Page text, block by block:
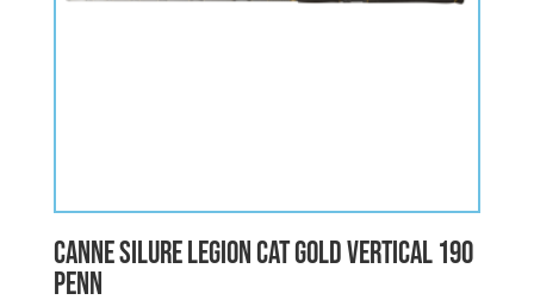
Canne Silure LEGION CAT GOLD Vertical 190
PENN